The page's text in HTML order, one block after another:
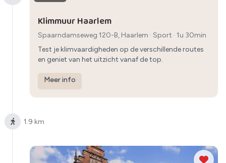
Klimmuur Haarlem
Spaarndamseweg 120-B, Haarlem · Sport · 1u 30min
Test je klimvaardigheden op de verschillende routes
en geniet van het uitzicht vanaf de top.
Meer info
1.9 km